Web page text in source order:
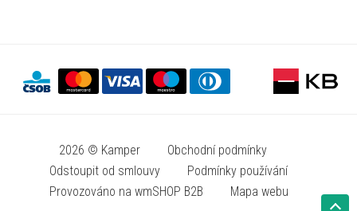
2026 © Kamper
Obchodní podmínky
Odstoupit od smlouvy
Podmínky používání
Provozováno na wmSHOP B2B
Mapa webu